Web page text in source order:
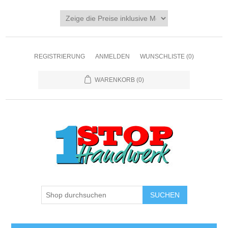
REGISTRIERUNG ANMELDEN WUNSCHLISTE (0)
WARENKORB (0)